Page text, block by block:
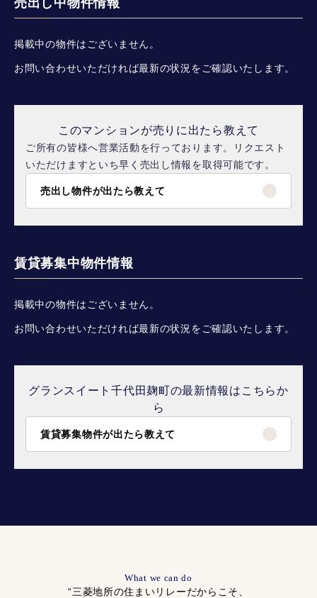
売出し中物件情報
掲載中の物件はございません。
お問い合わせいただければ最新の状況をご確認いたします。
このマンションが売りに出たら教えて
ご所有の皆様へ営業活動を行っております。リクエスト
いただけますといち早く売出し情報を取得可能です。
売出し物件が出たら教えて
賃貸募集中物件情報
掲載中の物件はございません。
お問い合わせいただければ最新の状況をご確認いたします。
グランスイート千代田麹町の最新情報はこちらか
ら
賃貸募集物件が出たら教えて
What we can do
“三菱地所の住まいリレーだからこそ、